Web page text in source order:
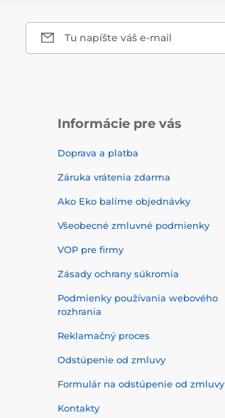
Tu napíšte váš e-mail
Informácie pre vás
Doprava a platba
Záruka vrátenia zdarma
Ako Eko balíme objednávky
Všeobecné zmluvné podmienky
VOP pre firmy
Zásady ochrany súkromia
Podmienky používania webového
rozhrania
Reklamačný proces
Odstúpenie od zmluvy
Formulár na odstúpenie od zmluvy
Kontakty